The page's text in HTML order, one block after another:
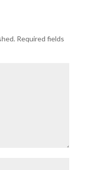
Required fields